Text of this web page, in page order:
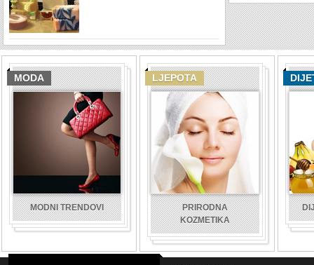
MODA
MODNI TRENDOVI
LJEPOTA
PRIRODNA
KOZMETIKA